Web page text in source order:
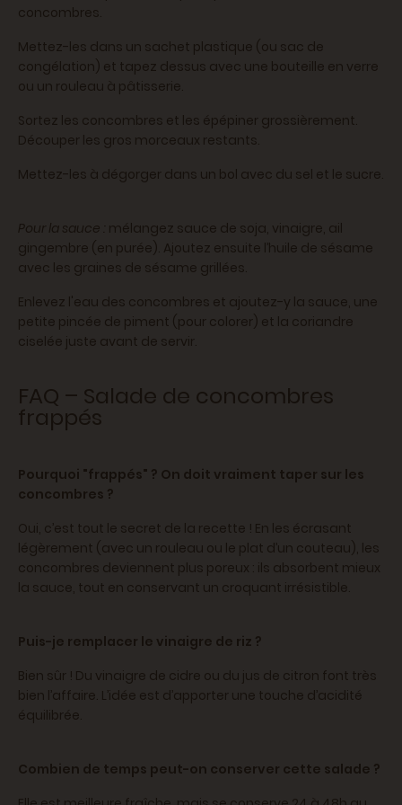
concombres.
Mettez-les dans un sachet plastique (ou sac de
congélation) et tapez dessus avec une bouteille en verre
ou un rouleau à pâtisserie.
Sortez les concombres et les épépiner grossièrement.
Découper les gros morceaux restants.
Mettez-les à dégorger dans un bol avec du sel et le sucre.
Pour la sauce : mélangez sauce de soja, vinaigre, ail
gingembre (en purée). Ajoutez ensuite l’huile de sésame
avec les graines de sésame grillées.
Enlevez l'eau des concombres et ajoutez-y la sauce, une
petite pincée de piment (pour colorer) et la coriandre
ciselée juste avant de servir.
FAQ – Salade de concombres
frappés
Pourquoi "frappés" ? On doit vraiment taper sur les
concombres ?
Oui, c’est tout le secret de la recette ! En les écrasant
légèrement (avec un rouleau ou le plat d’un couteau), les
concombres deviennent plus poreux : ils absorbent mieux
la sauce, tout en conservant un croquant irrésistible.
Puis-je remplacer le vinaigre de riz ?
Bien sûr ! Du vinaigre de cidre ou du jus de citron font très
bien l’affaire. L’idée est d’apporter une touche d’acidité
équilibrée.
Combien de temps peut-on conserver cette salade ?